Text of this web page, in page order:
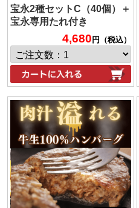
宝永2種セットC（40個）＋
宝永専用たれ付き
4,680 円（税込）